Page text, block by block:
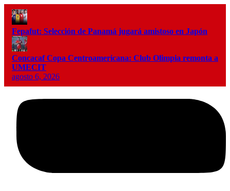
Fepafut: Selección de Panamá jugará amistoso en Japón
Concacaf Copa Centroamericana: Club Olimpia remonta a
UMECIT
agosto 6, 2026